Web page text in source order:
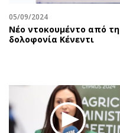
Πολιτισμός
Σινεμά
Θέατρο-Χορός
Χειρόγραφα
05/09/2024
Nέο ντοκουμέντο από τη
δολοφονία Κένεντι